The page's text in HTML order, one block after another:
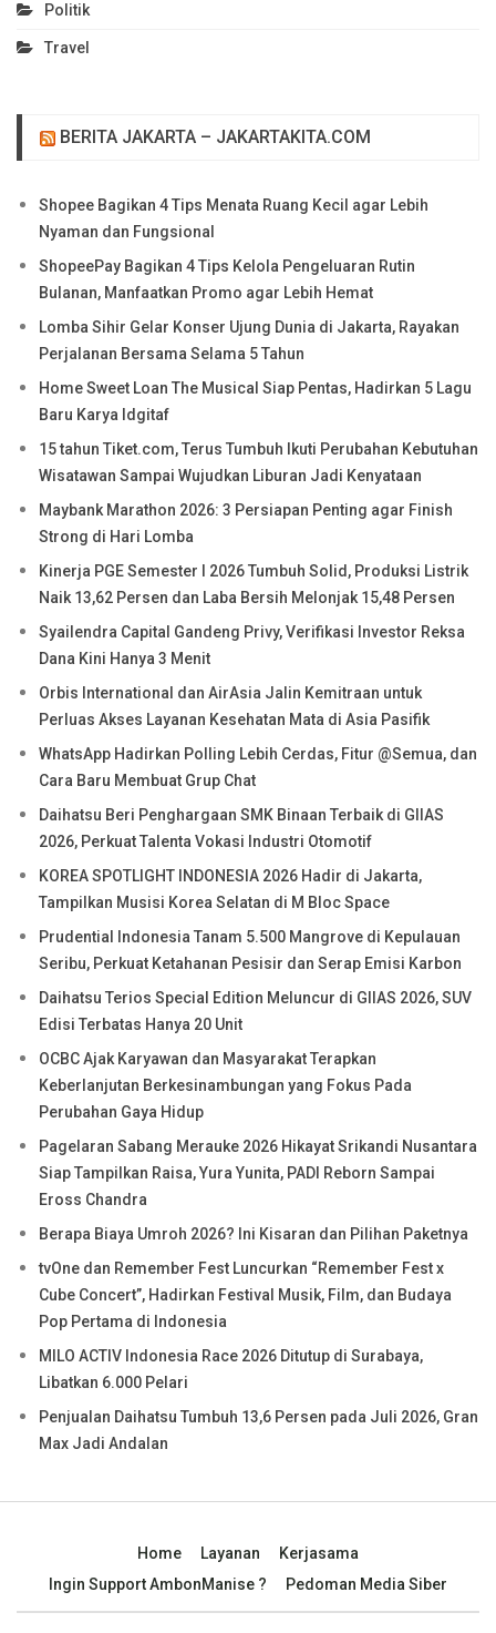
Politik
Travel
BERITA JAKARTA – JAKARTAKITA.COM
Shopee Bagikan 4 Tips Menata Ruang Kecil agar Lebih
Nyaman dan Fungsional
ShopeePay Bagikan 4 Tips Kelola Pengeluaran Rutin
Bulanan, Manfaatkan Promo agar Lebih Hemat
Lomba Sihir Gelar Konser Ujung Dunia di Jakarta, Rayakan
Perjalanan Bersama Selama 5 Tahun
Home Sweet Loan The Musical Siap Pentas, Hadirkan 5 Lagu
Baru Karya Idgitaf
15 tahun Tiket.com, Terus Tumbuh Ikuti Perubahan Kebutuhan
Wisatawan Sampai Wujudkan Liburan Jadi Kenyataan
Maybank Marathon 2026: 3 Persiapan Penting agar Finish
Strong di Hari Lomba
Kinerja PGE Semester I 2026 Tumbuh Solid, Produksi Listrik
Naik 13,62 Persen dan Laba Bersih Melonjak 15,48 Persen
Syailendra Capital Gandeng Privy, Verifikasi Investor Reksa
Dana Kini Hanya 3 Menit
Orbis International dan AirAsia Jalin Kemitraan untuk
Perluas Akses Layanan Kesehatan Mata di Asia Pasifik
WhatsApp Hadirkan Polling Lebih Cerdas, Fitur @Semua, dan
Cara Baru Membuat Grup Chat
Daihatsu Beri Penghargaan SMK Binaan Terbaik di GIIAS
2026, Perkuat Talenta Vokasi Industri Otomotif
KOREA SPOTLIGHT INDONESIA 2026 Hadir di Jakarta,
Tampilkan Musisi Korea Selatan di M Bloc Space
Prudential Indonesia Tanam 5.500 Mangrove di Kepulauan
Seribu, Perkuat Ketahanan Pesisir dan Serap Emisi Karbon
Daihatsu Terios Special Edition Meluncur di GIIAS 2026, SUV
Edisi Terbatas Hanya 20 Unit
OCBC Ajak Karyawan dan Masyarakat Terapkan
Keberlanjutan Berkesinambungan yang Fokus Pada
Perubahan Gaya Hidup
Pagelaran Sabang Merauke 2026 Hikayat Srikandi Nusantara
Siap Tampilkan Raisa, Yura Yunita, PADI Reborn Sampai
Eross Chandra
Berapa Biaya Umroh 2026? Ini Kisaran dan Pilihan Paketnya
tvOne dan Remember Fest Luncurkan “Remember Fest x
Cube Concert”, Hadirkan Festival Musik, Film, dan Budaya
Pop Pertama di Indonesia
MILO ACTIV Indonesia Race 2026 Ditutup di Surabaya,
Libatkan 6.000 Pelari
Penjualan Daihatsu Tumbuh 13,6 Persen pada Juli 2026, Gran
Max Jadi Andalan
Home Layanan
Kerjasama
Ingin Support AmbonManise ?
Pedoman Media Siber